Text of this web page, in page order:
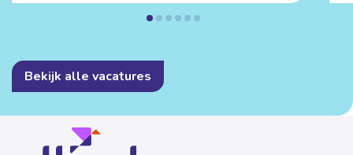
Bekijk alle vacatures